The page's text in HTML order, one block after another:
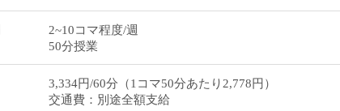
2~10コマ程度/週
50分授業
3,334円/60分（1コマ50分あたり2,778円）
交通費：別途全額支給